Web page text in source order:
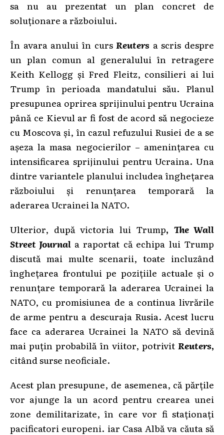
sa nu au prezentat un plan concret de
soluționare a războiului.
În avara anului în curs Reuters a scris despre
un plan comun al generalului în retragere
Keith Kellogg și Fred Fleitz, consilieri ai lui
Trump în perioada mandatului său. Planul
presupunea oprirea sprijinului pentru Ucraina
până ce Kievul ar fi fost de acord să negocieze
cu Moscova și, în cazul refuzului Rusiei de a se
așeza la masa negocierilor – amenințarea cu
intensificarea sprijinului pentru Ucraina. Una
dintre variantele planului includea înghețarea
războiului și renunțarea temporară la
aderarea Ucrainei la NATO.
Ulterior, după victoria lui Trump, The Wall
Street Journal a raportat că echipa lui Trump
discută mai multe scenarii, toate incluzând
înghețarea frontului pe pozițiile actuale și o
renunțare temporară la aderarea Ucrainei la
NATO, cu promisiunea de a continua livrările
de arme pentru a descuraja Rusia. Acest lucru
face ca aderarea Ucrainei la NATO să devină
mai puțin probabilă în viitor, potrivit Reuters,
citând surse neoficiale.
Acest plan presupune, de asemenea, că părțile
vor ajunge la un acord pentru crearea unei
zone demilitarizate, în care vor fi staționați
pacificatori europeni. iar Casa Albă va căuta să